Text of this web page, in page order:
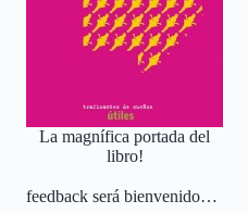
La magnífica portada del
libro!
feedback será bienvenido…